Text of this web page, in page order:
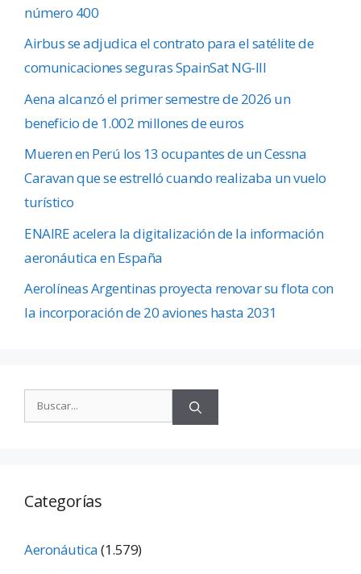
número 400
Airbus se adjudica el contrato para el satélite de
comunicaciones seguras SpainSat NG-III
Aena alcanzó el primer semestre de 2026 un
beneficio de 1.002 millones de euros
Mueren en Perú los 13 ocupantes de un Cessna
Caravan que se estrelló cuando realizaba un vuelo
turístico
ENAIRE acelera la digitalización de la información
aeronáutica en España
Aerolíneas Argentinas proyecta renovar su flota con
la incorporación de 20 aviones hasta 2031
Categorías
Aeronáutica(1.579)